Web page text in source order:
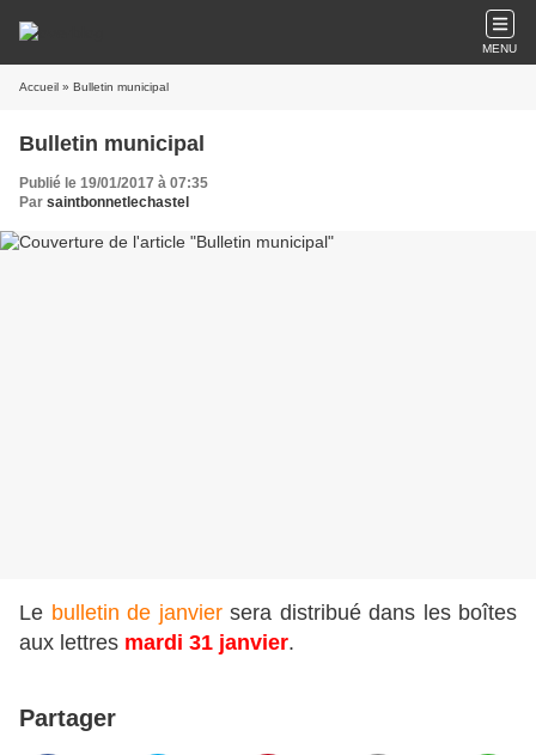
MENU
Accueil » Bulletin municipal
Bulletin municipal
Publié le 19/01/2017 à 07:35
Par saintbonnetlechastel
Le bulletin de janviersera distribué dans les boîtes
aux lettres mardi 31 janvier.
Partager